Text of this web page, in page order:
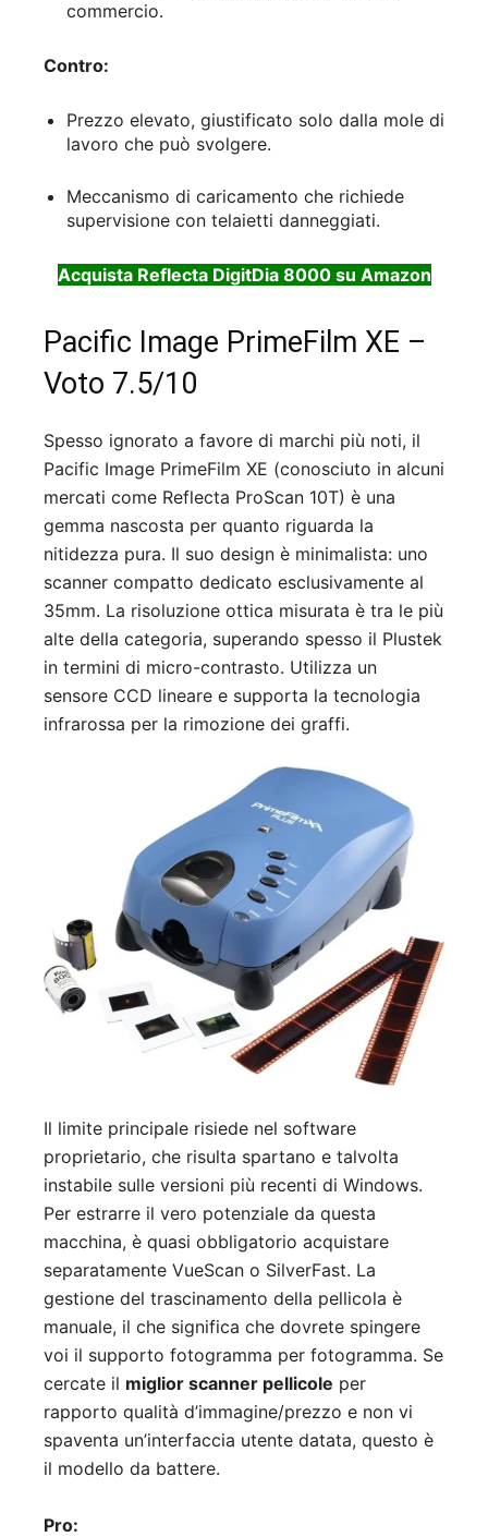
commercio.
Contro:
Prezzo elevato, giustificato solo dalla mole di
lavoro che può svolgere.
Meccanismo di caricamento che richiede
supervisione con telaietti danneggiati.
Acquista Reflecta DigitDia 8000 su Amazon
Pacific Image PrimeFilm XE –
Voto 7.5/10
Spesso ignorato a favore di marchi più noti, il
Pacific Image PrimeFilm XE (conosciuto in alcuni
mercati come Reflecta ProScan 10T) è una
gemma nascosta per quanto riguarda la
nitidezza pura. Il suo design è minimalista: uno
scanner compatto dedicato esclusivamente al
35mm. La risoluzione ottica misurata è tra le più
alte della categoria, superando spesso il Plustek
in termini di micro-contrasto. Utilizza un
sensore CCD lineare e supporta la tecnologia
infrarossa per la rimozione dei graffi.
Il limite principale risiede nel software
proprietario, che risulta spartano e talvolta
instabile sulle versioni più recenti di Windows.
Per estrarre il vero potenziale da questa
macchina, è quasi obbligatorio acquistare
separatamente VueScan o SilverFast. La
gestione del trascinamento della pellicola è
manuale, il che significa che dovrete spingere
voi il supporto fotogramma per fotogramma. Se
cercate il miglior scanner pellicole per
rapporto qualità d’immagine/prezzo e non vi
spaventa un’interfaccia utente datata, questo è
il modello da battere.
Pro: